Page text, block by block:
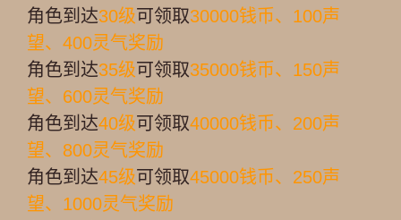
角色到达30级可领取30000钱币、100声
望、400灵气奖励
角色到达35级可领取35000钱币、150声
望、600灵气奖励
角色到达40级可领取40000钱币、200声
望、800灵气奖励
角色到达45级可领取45000钱币、250声
望、1000灵气奖励